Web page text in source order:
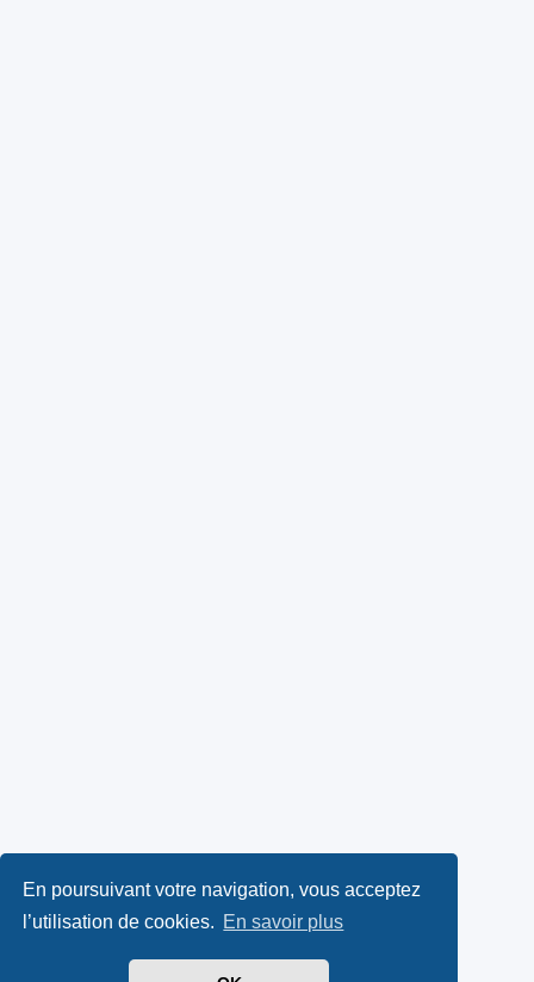
En poursuivant votre navigation, vous acceptez
l’utilisation de cookies. En savoir plus